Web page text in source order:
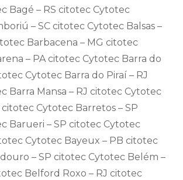
Bagé – RS citotec Cytotec
– SC citotec Cytotec Balsas –
Barbacena – MG citotec
– PA citotec Cytotec Barra do
Cytotec Barra do Piraí – RJ
Barra Mansa – RJ citotec Cytotec
citotec Cytotec Barretos – SP
Barueri – SP citotec Cytotec
Cytotec Bayeux – PB citotec
– SP citotec Cytotec Belém –
Belford Roxo – RJ citotec